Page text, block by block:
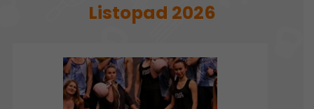
Listopad 2026